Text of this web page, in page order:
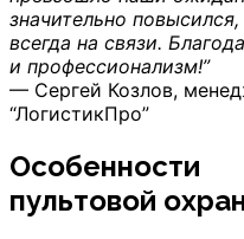
значительно
всегда на связи.
и профессионализм!”
— Сергей Козлов,
“ЛогистикПро”
Особенности
пультовой